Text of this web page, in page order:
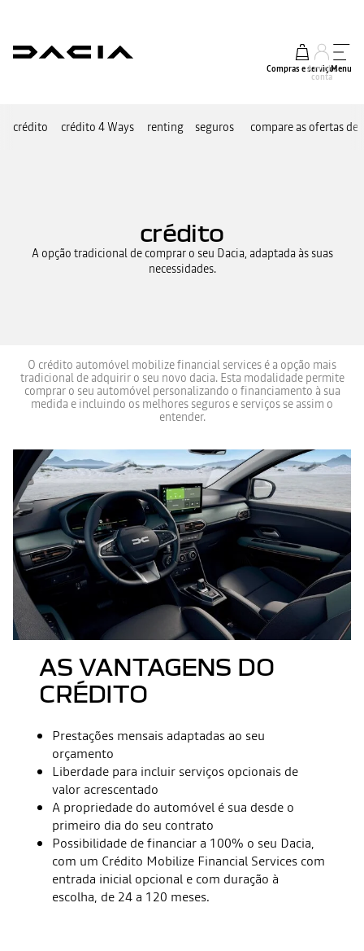
Compras e serviços
A minha
conta
Menu
crédito crédito 4 Ways renting seguros compare as ofertas
crédito
A opção tradicional de comprar o seu Dacia, adaptada às suas
necessidades.
O crédito automóvel mobilize financial services é a opção mais
tradicional de adquirir o seu novo dacia. Esta modalidade permite
comprar o seu automóvel personalizando o financiamento à sua
medida e incluindo os melhores seguros e serviços se assim o
entender.
AS VANTAGENS DO
CRÉDITO
Prestações mensais adaptadas ao seu
orçamento
Liberdade para incluir serviços opcionais de
valor acrescentado
A propriedade do automóvel é sua desde o
primeiro dia do seu contrato
Possibilidade de financiar a 100% o seu Dacia,
com um Crédito Mobilize Financial Services com
entrada inicial opcional e com duração à
escolha, de 24 a 120 meses.